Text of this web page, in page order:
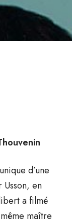
d’une
Usson, en
a filmé
maître